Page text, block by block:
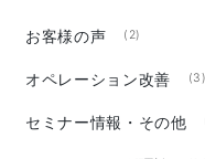
お客様の声 (2)
オペレーション改善 (3)
セミナー情報・その他